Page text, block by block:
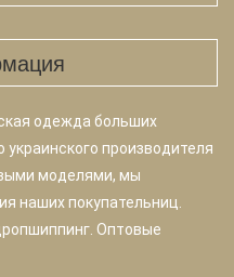
одежда больших
производителя
моделями, мы
наших покупательниц.
Оптовые